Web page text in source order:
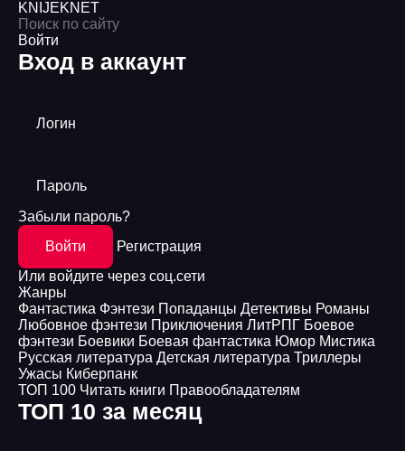
KNIJEKNET
Войти
Вход в аккаунт
Логин
Пароль
Забыли пароль?
Войти
Регистрация
Или войдите через соц.сети
Жанры
Фантастика Фэнтези Попаданцы Детективы Романы
Любовное фэнтези Приключения ЛитРПГ Боевое
фэнтези Боевики Боевая фантастика Юмор Мистика
Русская литература Детская литература Триллеры
Ужасы Киберпанк
ТОП 100 Читать книги Правообладателям
ТОП 10 за месяц